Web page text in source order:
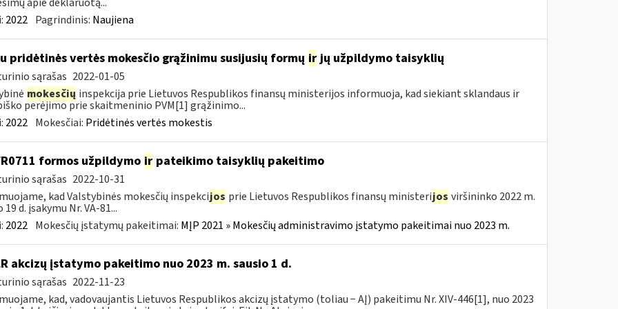
2022 Pagrindinis: Naujiena
pridėtinės vertės mokesčio grąžinimu susijusių formų irjų užpildymo taisyklių
sąrašas 2022-01-05
mokesčių inspekcija prie Lietuvos Respublikos finansų ministerijos informuoja, kad siekiant sklandaus ir
perėjimo prie skaitmeninio PVM[1] grąžinimo...
2022 Mokesčiai: Pridėtinės vertės mokestis
formos užpildymo irpateikimo taisyklių pakeitimo
sąrašas 2022-10-31
kad Valstybinės mokesčių inspekcijos prie Lietuvos Respublikos finansų ministerijos viršininko 2022 m.
d. įsakymu Nr. VA-81...
2022 Mokesčių įstatymų pakeitimai: MĮP 2021 » Mokesčių administravimo įstatymo pakeitimai nuo 2023 m.
akcizų įstatymo pakeitimo nuo 2023 m. sausio 1 d.
sąrašas 2022-11-23
kad, vadovaujantis Lietuvos Respublikos akcizų įstatymo (toliau − AĮ) pakeitimu Nr. XIV-446[1], nuo 2023